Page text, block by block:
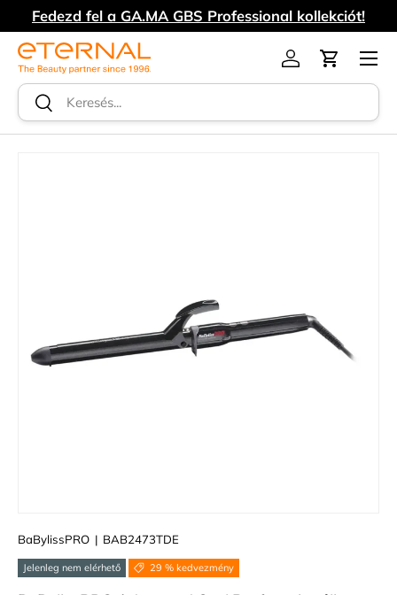
UGRÁS A TARTALOMRA
Fedezd fel a GA.MA GBS Professional kollekciót!
Keresés
Keresés
Log inKosár
Menü
BaBylissPRO | BAB2473TDE
Jelenleg nem elérhető 29 % kedvezmény